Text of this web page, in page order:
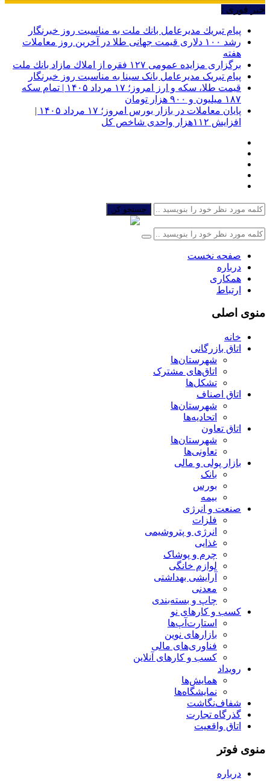
خبر فوری :
پیام تبریك مدیرعامل بانك ملت به مناسبت روز خبرنگار
رشد ۱۰۰ دلاری قیمت جهانی طلا در آخرین روز معاملات
هفته
برگزاری مزایده عمومی ۱۲۷ فقره از املاك مازاد بانك ملت
پیام تبریک مدیرعامل بانک سینا به مناسبت روز خبرنگار
قیمت طلا، سکه و ارز امروز؛ ۱۷ مرداد ۱۴۰۵ | تمام سکه
۱۸۷ میلیون و ۹۰۰ هزار تومان
پایان معاملات در بازار بورس امروز؛ ۱۷ مرداد ۱۴۰۵ |
افزایش ۱۱۲هزار واحدی شاخص کل
جستجو کن
صفحه نخست
درباره
همکاری
ارتباط
منوی اصلی
خانه
اتاق بازرگانی
شهرستان‌ها
اتاق‌های مشترک
تشکل‌ها
اتاق اصناف
شهرستان‌ها
اتحادیه‌ها
اتاق تعاون
شهرستان‌ها
تعاونی‌ها
بازار پولی و مالی
بانک
بورس
بیمه
صنعت و انرژی
فلزات
انرژی و پتروشیمی
غذایی
چرم و پوشاک
لوازم خانگی
آرایشی بهداشتی
معدنی
چاپ و بسته‌بندی
کسب و کارهای نو
استارت‌آپ‌ها
بازارهای نوین
فناوری‌های مالی
کسب و کارهای آنلاین
رویداد
همایش‌ها
نمایشگاه‌ها
شفاف‌نگاشت
گذرگاه تجارت
اتاق واقعیت
منوی فوتر
درباره